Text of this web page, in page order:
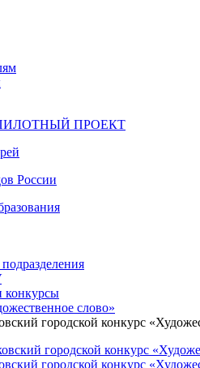
ПРОЕКТ
России
слово»
городской конкурс
городской конкурс
городской конкурс